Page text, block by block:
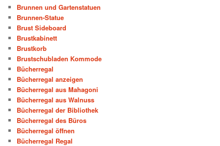
Brunnen und Gartenstatuen
Brunnen-Statue
Brust Sideboard
Brustkabinett
Brustkorb
Brustschubladen Kommode
Bücherregal
Bücherregal anzeigen
Bücherregal aus Mahagoni
Bücherregal aus Walnuss
Bücherregal der Bibliothek
Bücherregal des Büros
Bücherregal öffnen
Bücherregal Regal